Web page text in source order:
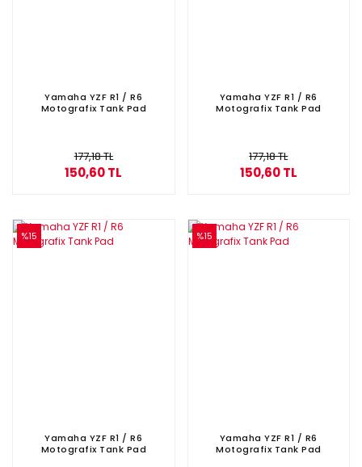
Yamaha YZF R1 / R6
Motografix Tank Pad
177,18 TL
150,60 TL
Yamaha YZF R1 / R6
Motografix Tank Pad
177,18 TL
150,60 TL
%15
Yamaha YZF R1 / R6
Motografix Tank Pad
%15
Yamaha YZF R1 / R6
Motografix Tank Pad